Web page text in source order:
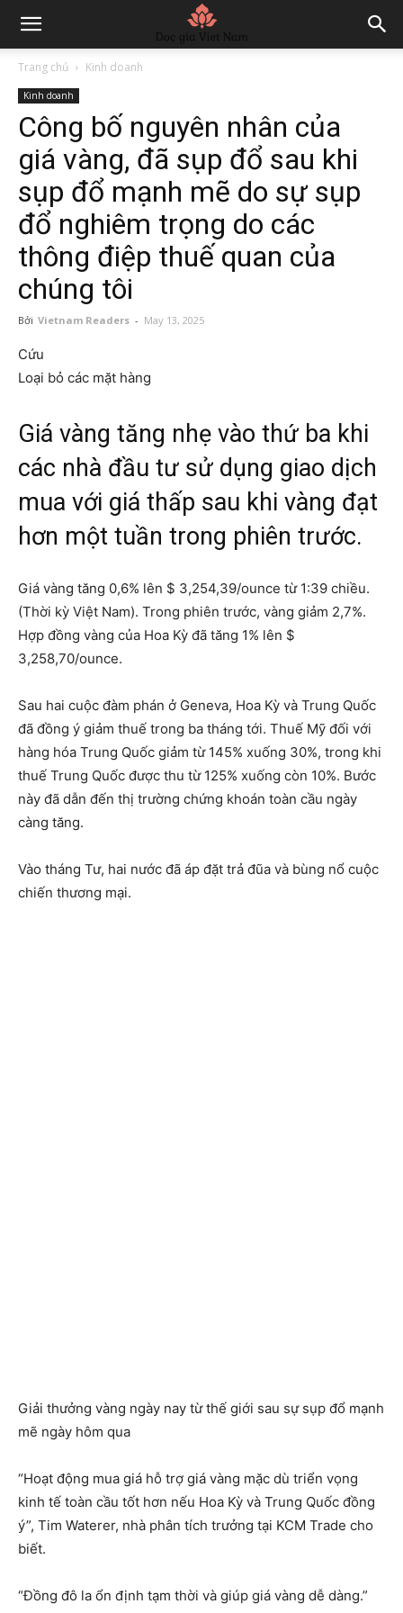
Trang chủ Kinh doanh
Kinh doanh
Công bố nguyên nhân của
giá vàng, đã sụp đổ sau khi
sụp đổ mạnh mẽ do sự sụp
đổ nghiêm trọng do các
thông điệp thuế quan của
chúng tôi
Bởi Vietnam Readers - May 13, 2025
Cứu
Loại bỏ các mặt hàng
Giá vàng tăng nhẹ vào thứ ba khi
các nhà đầu tư sử dụng giao dịch
mua với giá thấp sau khi vàng đạt
hơn một tuần trong phiên trước.
Giá vàng tăng 0,6% lên $ 3,254,39/ounce từ 1:39 chiều.
(Thời kỳ Việt Nam). Trong phiên trước, vàng giảm 2,7%.
Hợp đồng vàng của Hoa Kỳ đã tăng 1% lên $
3,258,70/ounce.
Sau hai cuộc đàm phán ở Geneva, Hoa Kỳ và Trung Quốc
đã đồng ý giảm thuế trong ba tháng tới. Thuế Mỹ đối với
hàng hóa Trung Quốc giảm từ 145% xuống 30%, trong khi
thuế Trung Quốc được thu từ 125% xuống còn 10%. Bước
này đã dẫn đến thị trường chứng khoán toàn cầu ngày
càng tăng.
Vào tháng Tư, hai nước đã áp đặt trả đũa và bùng nổ cuộc
chiến thương mại.
Giải thưởng vàng ngày nay từ thế giới sau sự sụp đổ mạnh
mẽ ngày hôm qua
“Hoạt động mua giá hỗ trợ giá vàng mặc dù triển vọng
kinh tế toàn cầu tốt hơn nếu Hoa Kỳ và Trung Quốc đồng
ý”, Tim Waterer, nhà phân tích trưởng tại KCM Trade cho
biết.
“Đồng đô la ổn định tạm thời và giúp giá vàng dễ dàng.”